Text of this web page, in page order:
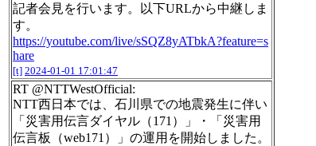
記者会見を行います。以下URLから中継しま
す。
https://youtube.com/live/sSQZ8yATbkA?feature=s
hare
[t] 2024-01-01 17:01:47
RT @NTTWestOfficial:
NTT西日本では、石川県での地震発生に伴い
「災害用伝言ダイヤル（171）」・「災害用
伝言板（web171）」の運用を開始しました。